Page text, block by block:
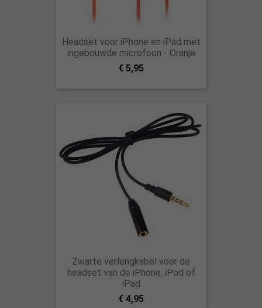
Headset voor iPhone en iPad met
ingebouwde microfoon - Oranje
€ 5,95
Zwarte verlengkabel voor de
headset van de iPhone, iPod of
iPad
€ 4,95